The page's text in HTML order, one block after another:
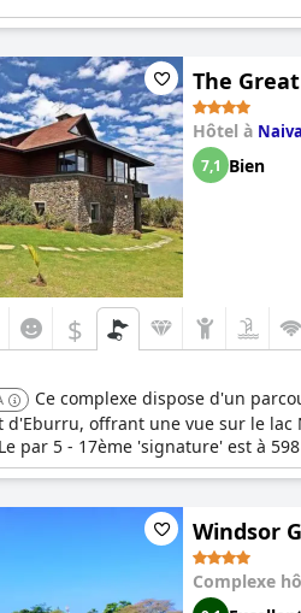
The
Hôtel à
7,1 Bien
$
Ce complexe dispose d'un
d'Eburru, offrant une vue sur le lac
par 5 - 17ème 'signature' est à
Windsor
Complexe